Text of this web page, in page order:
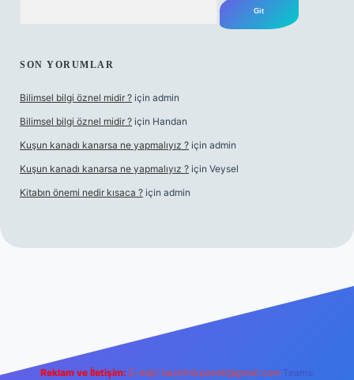
SON YORUMLAR
Bilimsel bilgi öznel midir ? için admin
Bilimsel bilgi öznel midir ? için Handan
Kuşun kanadı kanarsa ne yapmalıyız ? için admin
Kuşun kanadı kanarsa ne yapmalıyız ? için Veysel
Kitabın önemi nedir kısaca ? için admin
Reklam ve İletişim: E-mail: backlinkpaneli@gmail.com Teams: